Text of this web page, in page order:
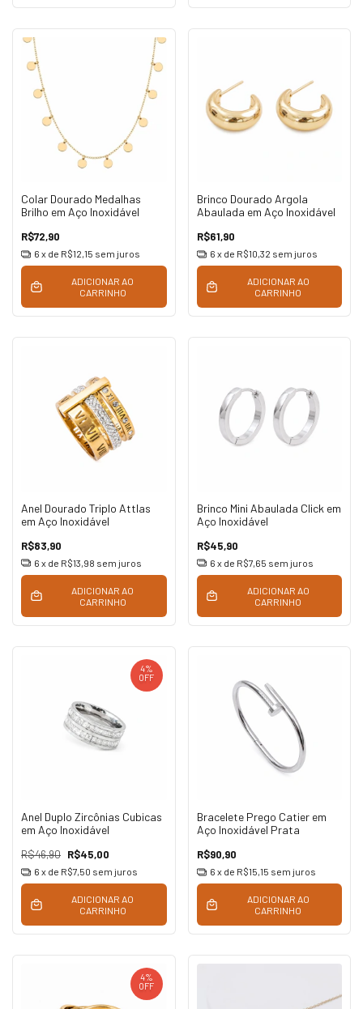
Colar Dourado Medalhas
Brilho em Aço Inoxidável
R$72,90
6 x de R$12,15 sem juros
ADICIONAR AO
CARRINHO
Brinco Dourado Argola
Abaulada em Aço Inoxidável
R$61,90
6 x de R$10,32 sem juros
ADICIONAR AO
CARRINHO
Anel Dourado Triplo Attlas
em Aço Inoxidável
R$83,90
6 x de R$13,98 sem juros
ADICIONAR AO
CARRINHO
Brinco Mini Abaulada Click em
Aço Inoxidável
R$45,90
6 x de R$7,65 sem juros
ADICIONAR AO
CARRINHO
4%
OFF
Anel Duplo Zircônias Cubicas
em Aço Inoxidável
R$46,90 R$45,00
6 x de R$7,50 sem juros
ADICIONAR AO
CARRINHO
Bracelete Prego Catier em
Aço Inoxidável Prata
R$90,90
6 x de R$15,15 sem juros
ADICIONAR AO
CARRINHO
4%
OFF